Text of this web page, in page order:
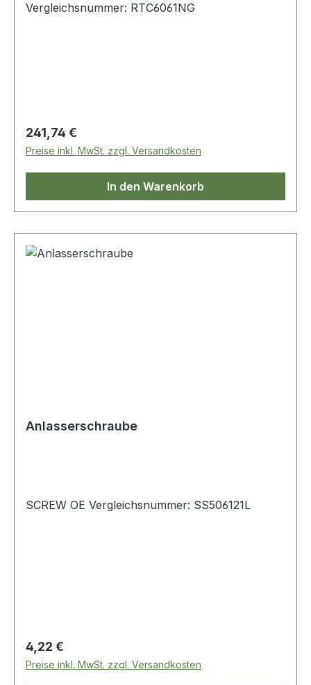
Vergleichsnummer: RTC6061NG
Regulärer Preis:
241,74 €
Preise inkl. MwSt. zzgl. Versandkosten
In den Warenkorb
Anlasserschraube
SCREW OE Vergleichsnummer: SS506121L
Regulärer Preis:
4,22 €
Preise inkl. MwSt. zzgl. Versandkosten